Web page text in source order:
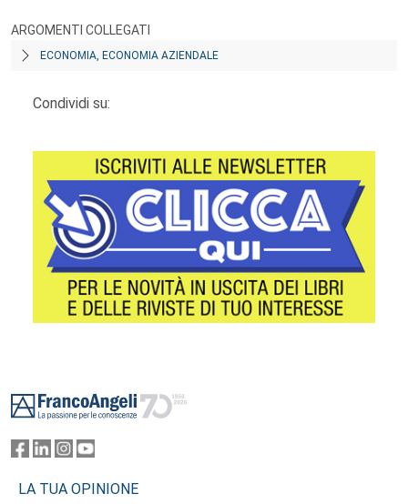
ARGOMENTI COLLEGATI
ECONOMIA, ECONOMIA AZIENDALE
Condividi su:
LA TUA OPINIONE